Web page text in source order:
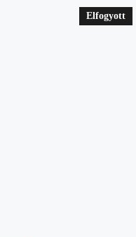
Elfogyott
Elfogyott
Elfogyott